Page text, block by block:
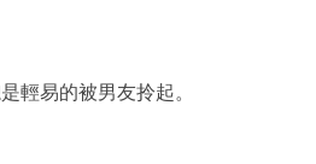
輕易的被男友拎起。